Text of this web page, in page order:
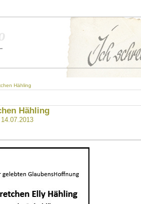
Hähling
Hähling
14.07.2013